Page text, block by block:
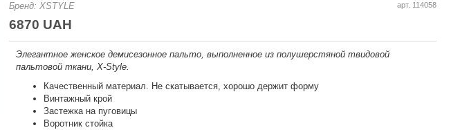
арт. 114058
Бренд: XSTYLE
6870 UAH
Элегантное женское демисезонное пальто, выполненное из полушерстяной твидовой
пальтовой ткани, X-Style.
Качественный материал. Не скатывается, хорошо держит форму
Винтажный крой
Застежка на пуговицы
Воротник стойка